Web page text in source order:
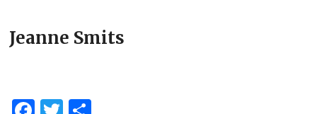
Jeanne Smits